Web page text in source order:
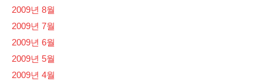
2009년 8월
2009년 7월
2009년 6월
2009년 5월
2009년 4월